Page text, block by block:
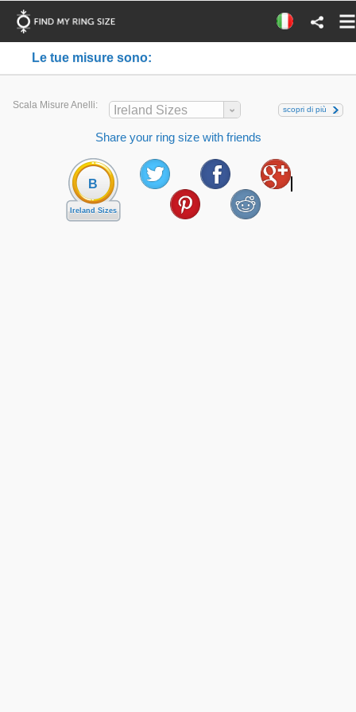
Le tue misure sono:
Scala Misure Anelli: Ireland Sizes scopri di più
Share your ring size with friends
B
Ireland Sizes